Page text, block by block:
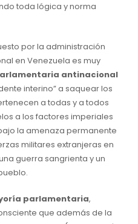
toda lógica y norma
por la administración
en Venezuela es muy
antinacional
interino” a saquear los
a todas y a todos
a los factores imperiales
la amenaza permanente
militares extranjeras en
guerra sangrienta y un
parlamentaria,
que además de la